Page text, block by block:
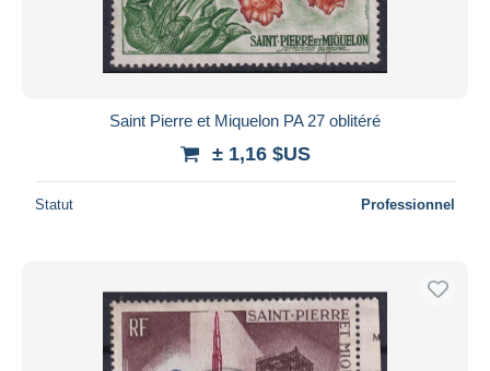
Saint Pierre et Miquelon PA 27 oblitéré
± 1,16 $US
Statut Professionnel